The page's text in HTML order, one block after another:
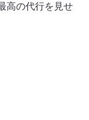
高の代行を見せ